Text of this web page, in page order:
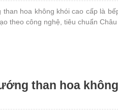
than hoa không khói cao cấp là
theo công nghệ, tiêu chuẩn Châu
than hoa